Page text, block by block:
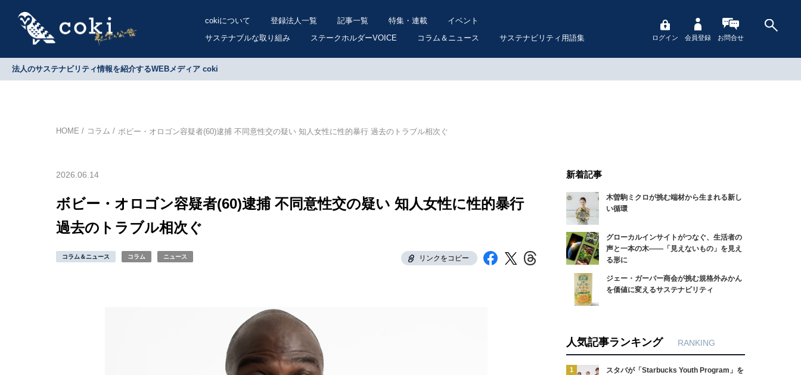
cokiについて 登録法人一覧 記事一覧 特集・連載
イベント
サステナブルな取り組み
ステークホルダーVOICE コラム＆ニュース サステナビリティ用語集 ログイン 会員登録 お問合せ
法人のサステナビリティ情報を紹介するWEBメディア coki
HOME コラム ボビー・オロゴン容疑者(60)逮捕 不同意性交の疑い 知人女性に性的暴行 過去のトラブル相次ぐ
2026.06.14
ボビー・オロゴン容疑者(60)逮捕 不同意性交の疑い 知人女性に性的暴行
過去のトラブル相次ぐ
コラム＆ニュース コラム ニュース リンクをコピー
新着記事
木曽駒ミクロが挑む端材から生まれる新し
い循環
グローカルインサイトがつなぐ、生活者の
声と一本の木――「見えないもの」を見え
る形に
ジェー・ガーバー商会が挑む規格外みかん
を価値に変えるサステナビリティ
人気記事ランキング RANKING
1
スタバが「Starbucks Youth Program」を